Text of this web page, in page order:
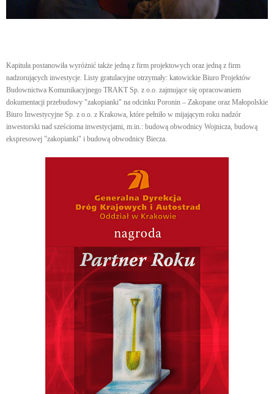
Kapituła postanowiła wyróżnić także jedną z firm projektowych oraz jedną z firm
nadzorujących inwestycje. Listy gratulacyjne otrzymały: katowickie Biuro Projektów
Budownictwa Komunikacyjnego TRAKT Sp. z o.o. zajmujące się opracowaniem
dokumentacji przebudowy "zakopianki" na odcinku Poronin – Zakopane oraz Małopolskie
Biuro Inwestycyjne Sp. z o.o. z Krakowa, które pełniło w mijającym roku nadzór
inwestorski nad sześcioma inwestycjami, m.in.: budową obwodnicy Wojnicza, budową
ekspresowej "zakopianki" i budową obwodnicy Biecza.